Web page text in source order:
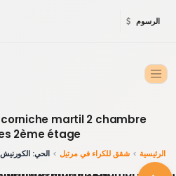
الرسوم
martil 2 chambre
2ème étage
الرئيسية شقق للكراء في مرتيل الحي: الكورنيش